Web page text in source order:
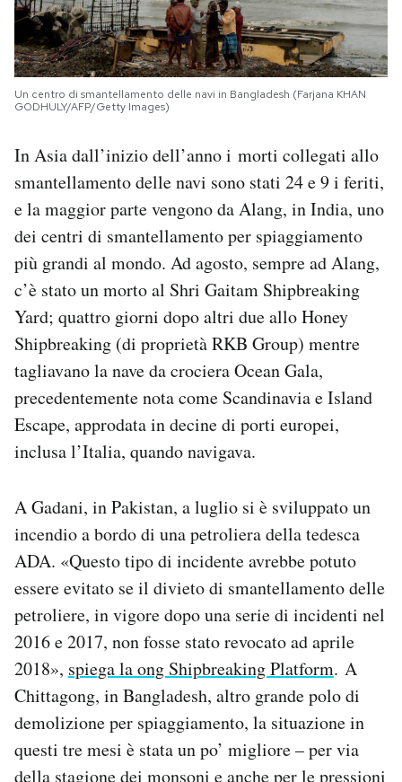
Un centro di smantellamento delle navi in Bangladesh (Farjana KHAN
GODHULY/AFP/Getty Images)
In Asia dall’inizio dell’anno i morti collegati allo
smantellamento delle navi sono stati 24 e 9 i feriti,
e la maggior parte vengono da Alang, in India, uno
dei centri di smantellamento per spiaggiamento
più grandi al mondo. Ad agosto, sempre ad Alang,
c’è stato un morto al Shri Gaitam Shipbreaking
Yard; quattro giorni dopo altri due allo Honey
Shipbreaking (di proprietà RKB Group) mentre
tagliavano la nave da crociera Ocean Gala,
precedentemente nota come Scandinavia e Island
Escape, approdata in decine di porti europei,
inclusa l’Italia, quando navigava.
A Gadani, in Pakistan, a luglio si è sviluppato un
incendio a bordo di una petroliera della tedesca
ADA. «Questo tipo di incidente avrebbe potuto
essere evitato se il divieto di smantellamento delle
petroliere, in vigore dopo una serie di incidenti nel
2016 e 2017, non fosse stato revocato ad aprile
2018», spiega la ong Shipbreaking Platform. A
Chittagong, in Bangladesh, altro grande polo di
demolizione per spiaggiamento, la situazione in
questi tre mesi è stata un po’ migliore – per via
della stagione dei monsoni e anche per le pressioni